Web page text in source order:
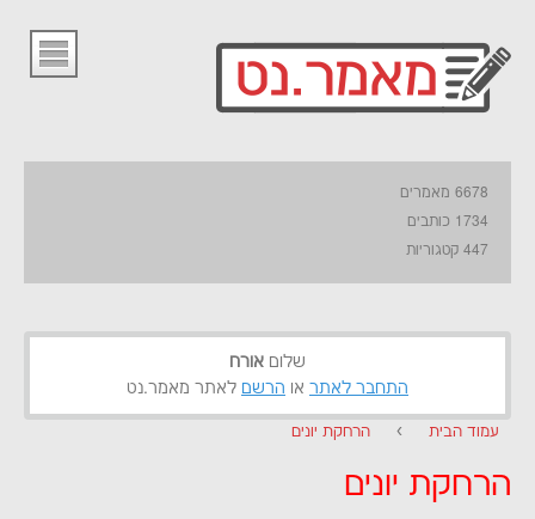
שלום אורח
התחבר לאתר או הרשם לאתר מאמר.נט
6678 מאמרים
1734 כותבים
447 קטגוריות
עמוד הבית › הרחקת יונים
הרחקת יונים